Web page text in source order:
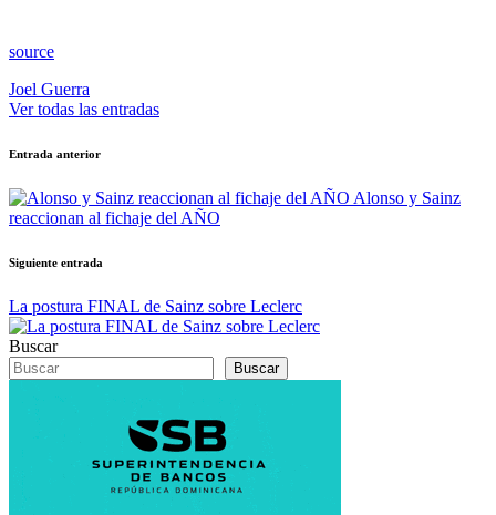
source
Joel Guerra
Ver todas las entradas
Navegación
de
entradas
Entrada anterior
Alonso y Sainz
reaccionan al fichaje del AÑO
Siguiente entrada
La postura FINAL de Sainz sobre Leclerc
Buscar
Buscar